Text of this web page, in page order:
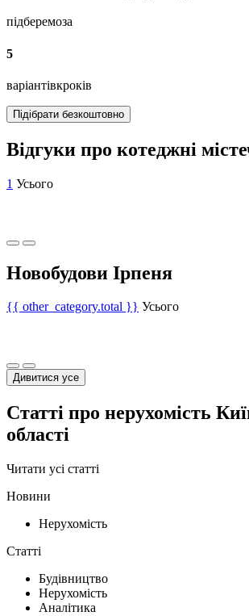
підберемоза
5
варіантівкроків
Підібрати безкоштовно
Відгуки про котеджні
1 Усього
Новобудови Ірпеня
{{ other_category.total }} Усього
Дивитися усе
Статті про нерухомість
області
Читати усі статті
Новини
Нерухомість
Статті
Будівництво
Нерухомість
Аналітика